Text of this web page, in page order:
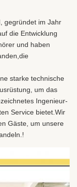
gegründet im Jahr
die Entwicklung
und haben
starke technische
um das
Ingenieur-
Service bietet.Wir
Gäste, um unsere